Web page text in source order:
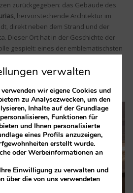
zurückgegeben: das Gebäude des
, hervorstechende Architektur im
direkt neben dem Strand und der
Dieser Ort hat in der Geschichte der
gespielt: eines der emblematischsten
in denen es als Hotel genutzt
während des spanischen
Geschichte – als Gerichtsgebäude.
verwalten
wir eigene Cookies und
zu Analysezwecken, um den
Inhalte auf der Grundlage
Funktionen für
und Ihnen personalisierte
eines Profils anzuzeigen,
erstellt wurde.
oder Werbeinformationen an
Einwilligung zu verwalten und
über die von uns verwendeten